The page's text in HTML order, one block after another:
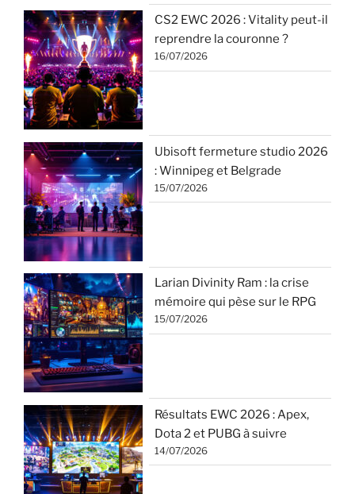
CS2 EWC 2026 : Vitality peut-il
reprendre la couronne ?
16/07/2026
Ubisoft fermeture studio 2026
: Winnipeg et Belgrade
15/07/2026
Larian Divinity Ram : la crise
mémoire qui pèse sur le RPG
15/07/2026
Résultats EWC 2026 : Apex,
Dota 2 et PUBG à suivre
14/07/2026